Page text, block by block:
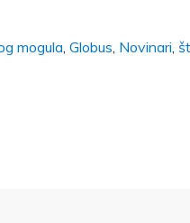
mogula, Globus, Novinari,